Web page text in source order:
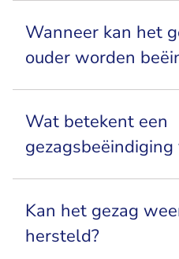
Wanneer kan het
ouder worden
Wat betekent een
Kan het gezag
hersteld?